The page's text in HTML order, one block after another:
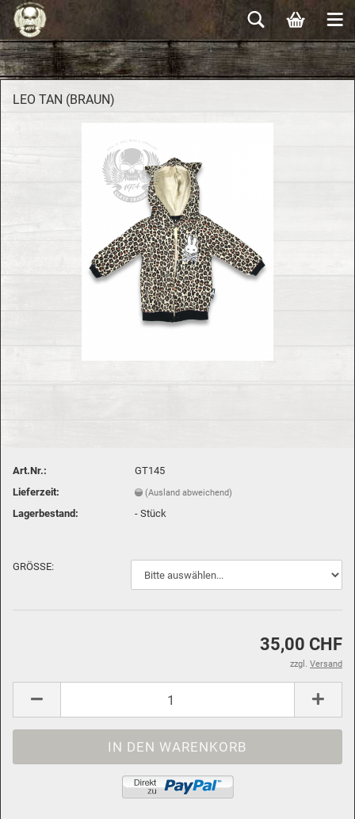
LEO TAN (BRAUN)
Art.Nr.:
GT145
Lieferzeit:
(Ausland abweichend)
Lagerbestand: -Stück
GRÖSSE:
35,00 CHF
zzgl. Versand